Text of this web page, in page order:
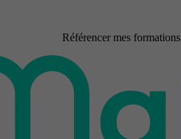
Référencer mes formations